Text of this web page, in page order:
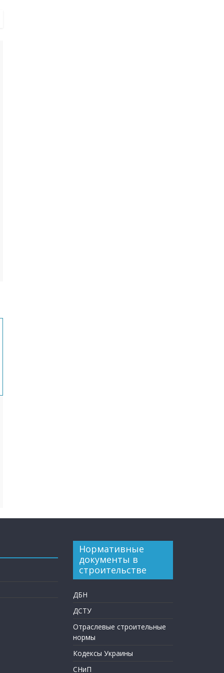
Нормативные
документы в
строительстве
ДБН
ДСТУ
Отраслевые строительные
нормы
Кодексы Украины
СНиП